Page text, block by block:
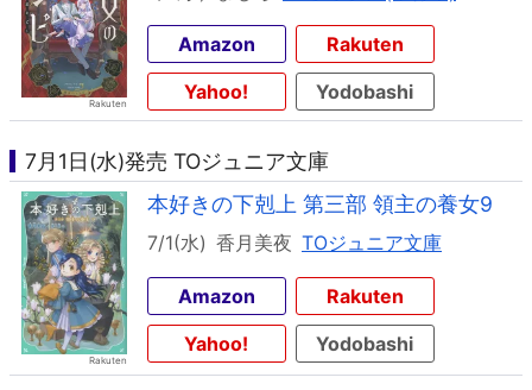
Amazon
Rakuten
Yahoo!
Yodobashi
7月1日(水)発売 TOジュニア文庫
本好きの下剋上 第三部 領主の養女9
7/1(水) 香月美夜 TOジュニア文庫
Amazon
Rakuten
Yahoo!
Yodobashi